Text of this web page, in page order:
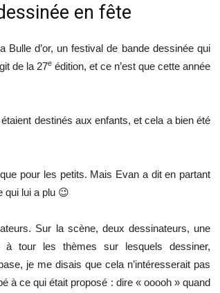
en fête
Bulle d’or, un festival de bande dessinée qui
de la 27e édition, et ce n’est que cette année
destinés aux enfants, et cela a bien été
que pour les petits. Mais Evan a dit en partant
qui lui a plu 😉
Sur la scène, deux dessinateurs, une
à tour les thèmes sur lesquels dessiner,
je me disais que cela n’intéresserait pas
à ce qui était proposé : dire « ooooh » quand